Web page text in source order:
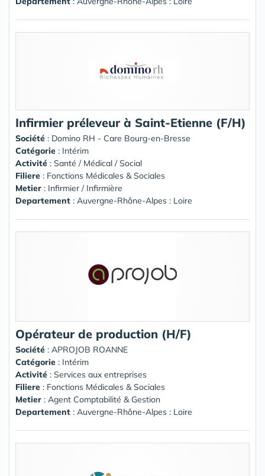
Infirmier préleveur à Saint-Etienne (F/H)
Société : Domino RH - Care Bourg-en-Bresse
Catégorie : Intérim
Activité : Santé / Médical / Social
Filiere : Fonctions Médicales & Sociales
Metier : Infirmier / Infirmière
Departement : Auvergne-Rhône-Alpes : Loire
Opérateur de production (H/F)
Société : APROJOB ROANNE
Catégorie : Intérim
Activité : Services aux entreprises
Filiere : Fonctions Médicales & Sociales
Metier : Agent Comptabilité & Gestion
Departement : Auvergne-Rhône-Alpes : Loire